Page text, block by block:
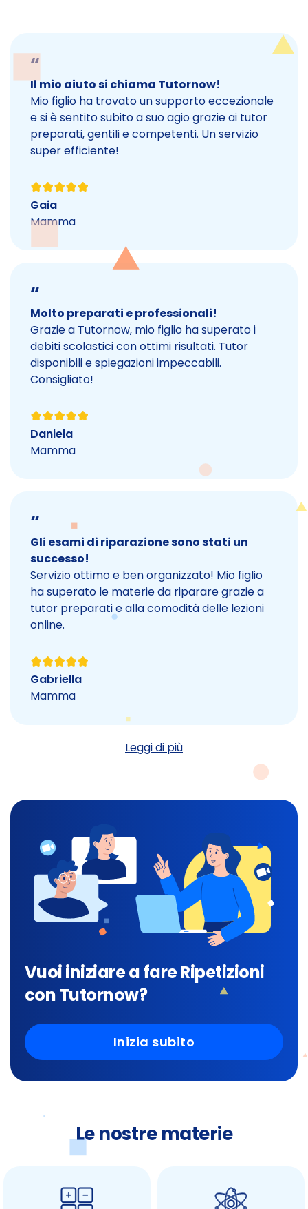
“
Il mio aiuto si chiama Tutornow!
Mio figlio ha trovato un supporto eccezionale
e si è sentito subito a suo agio grazie ai tutor
preparati, gentili e competenti. Un servizio
super efficiente!
Gaia
Mamma
“
Molto preparati e professionali!
Grazie a Tutornow, mio figlio ha superato i
debiti scolastici con ottimi risultati. Tutor
disponibili e spiegazioni impeccabili.
Consigliato!
Daniela
Mamma
“
Gli esami di riparazione sono stati un
successo!
Servizio ottimo e ben organizzato! Mio figlio
ha superato le materie da riparare grazie a
tutor preparati e alla comodità delle lezioni
online.
Gabriella
Mamma
Leggi di più
Vuoi iniziare a fare Ripetizioni
con Tutornow?
Inizia subito
Le nostre materie